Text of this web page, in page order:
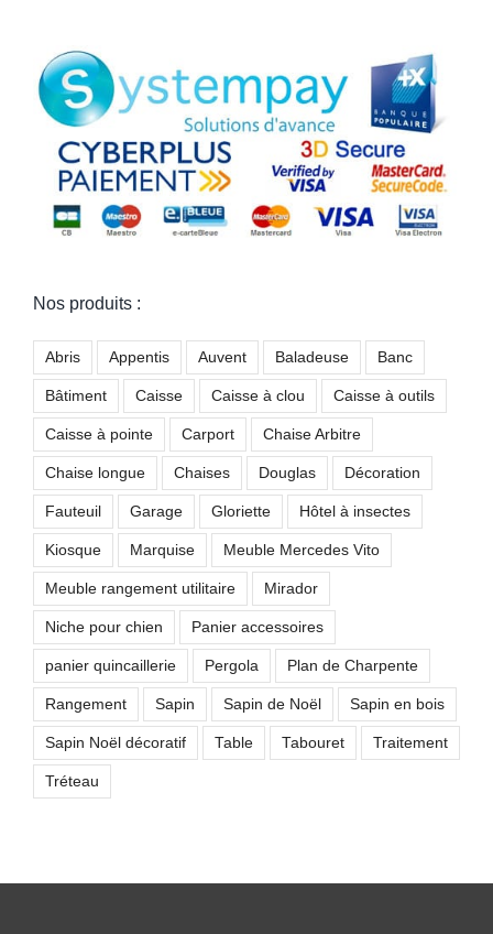
Nos produits :
Abris Appentis Auvent Baladeuse Banc
Bâtiment Caisse Caisse à clou Caisse à outils
Caisse à pointe Carport Chaise Arbitre
Chaise longue Chaises Douglas Décoration
Fauteuil Garage Gloriette Hôtel à insectes
Kiosque Marquise Meuble Mercedes Vito
Meuble rangement utilitaire Mirador
Niche pour chien Panier accessoires
panier quincaillerie Pergola Plan de Charpente
Rangement Sapin Sapin de Noël Sapin en bois
Sapin Noël décoratif Table Tabouret Traitement
Tréteau